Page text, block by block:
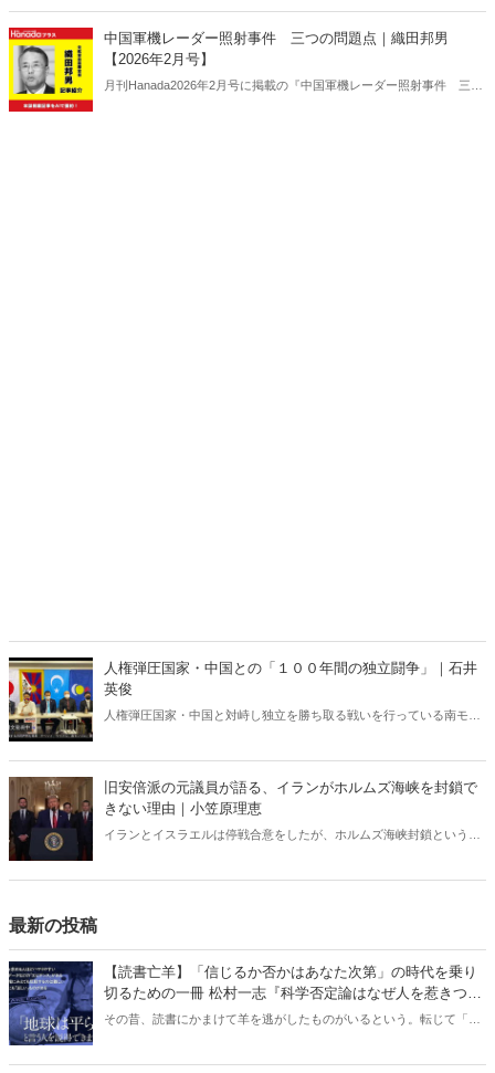
中国軍機レーダー照射事件 三つの問題点｜織田邦男
【2026年2月号】
月刊Hanada2026年2月号に掲載の『中国軍機レーダー照射事件 三つ
人権弾圧国家・中国との「１００年間の独立闘争」｜石井
英俊
人権弾圧国家・中国と対峙し独立を勝ち取る戦いを行っている南モン
される。
旧安倍派の元議員が語る、イランがホルムズ海峡を封鎖で
きない理由｜小笠原理恵
イランとイスラエルは停戦合意をしたが、ホルムズ海峡封鎖という
最新の投稿
【読書亡羊】「信じるか否かはあなた次第」の時代を乗り
切るための一冊 松村一志『科学否定論はなぜ人を惹きつけ
るのか』（ちくま新書）｜梶原麻衣子
その昔、読書にかまけて羊を逃がしたものがいるという。転じて「読